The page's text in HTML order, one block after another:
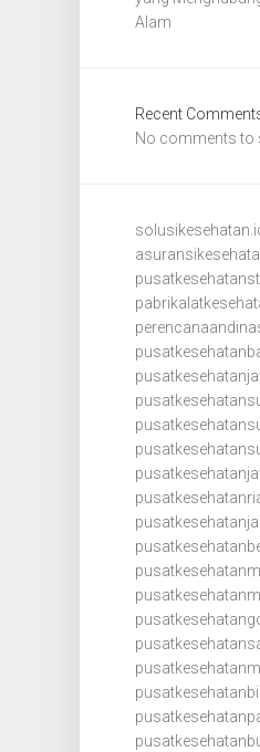
Alam
Recent
No comments to